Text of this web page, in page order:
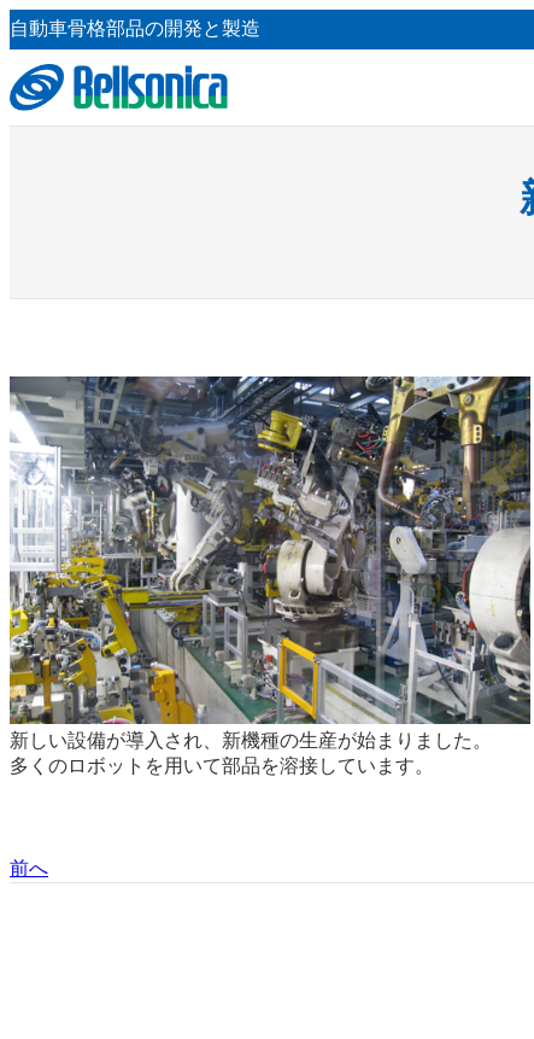
内
容
を
ス
キ
自動車骨格部品の開発と製造
新しい設備が導入され、新機種の生産が始まりました。
多くのロボットを用いて部品を溶接しています。
前へ